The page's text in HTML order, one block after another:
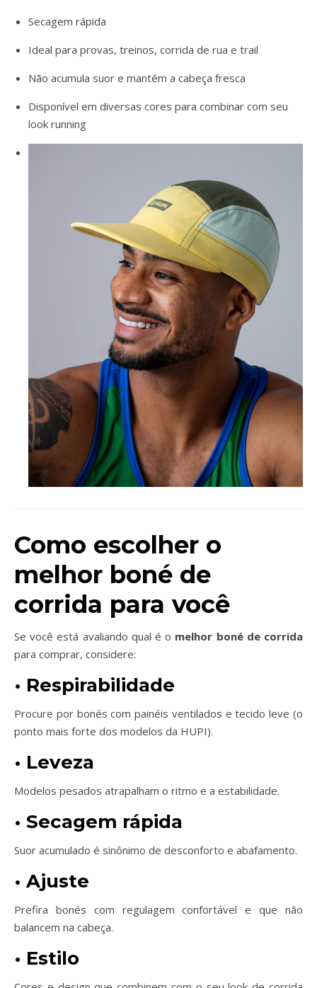
Secagem rápida
Ideal para provas, treinos, corrida de rua e trail
Não acumula suor e mantém a cabeça fresca
Disponível em diversas cores para combinar com seu
look running
Como escolher o
melhor boné de
corrida para você
Se você está avaliando qual é o melhor boné de corrida
para comprar, considere:
• Respirabilidade
Procure por bonés com painéis ventilados e tecido leve (o
ponto mais forte dos modelos da HUPI).
• Leveza
Modelos pesados atrapalham o ritmo e a estabilidade.
• Secagem rápida
Suor acumulado é sinônimo de desconforto e abafamento.
• Ajuste
Prefira bonés com regulagem confortável e que não
balancem na cabeça.
• Estilo